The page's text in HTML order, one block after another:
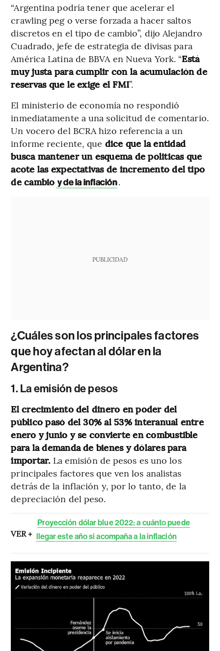
“Argentina podría tener que acelerar el
crawling peg o verse forzada a hacer saltos
discretos en el tipo de cambio”, dijo Alejandro
Cuadrado, jefe de estrategia de divisas para
América Latina de BBVA en Nueva York. “Está
muy justa para cumplir con la acumulación de
reservas que le exige el FMI”.
El ministerio de economía no respondió
inmediatamente a una solicitud de comentario.
Un vocero del BCRA hizo referencia a un
informe reciente, que dice que la entidad
busca mantener un esquema de politicas que
acote las expectativas de incremento del tipo
de cambio y de la inflación.
PUBLICIDAD
¿Cuáles son los principales factores
que hoy afectan al dólar en la
Argentina?
1. La emisión de pesos
El crecimiento del dinero en poder del
público pasó del 30% al 53% interanual entre
enero y junio y se convierte en combustible
para la demanda de bienes y dólares para
importar. La emisión de pesos es uno los
principales factores que ven los analistas
detrás de la inflación y, por lo tanto, de la
depreciación del peso.
VER +
Proyección dólar blue 2022: a cuánto puede
llegar este año si acompaña a la inflación